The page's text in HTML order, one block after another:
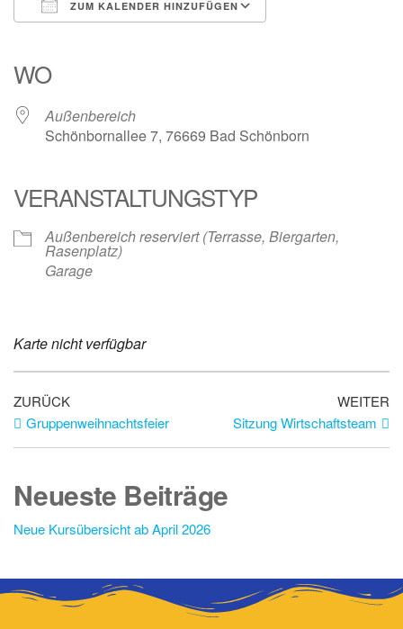
ZUM KALENDER HINZUFÜGEN
WO
Außenbereich
Schönbornallee 7, 76669 Bad Schönborn
VERANSTALTUNGSTYP
Außenbereich reserviert (Terrasse, Biergarten,
Rasenplatz)
Garage
Karte nicht verfügbar
ZURÜCK
Gruppenweihnachtsfeier
WEITER
Sitzung Wirtschaftsteam
Neueste Beiträge
Neue Kursübersicht ab April 2026